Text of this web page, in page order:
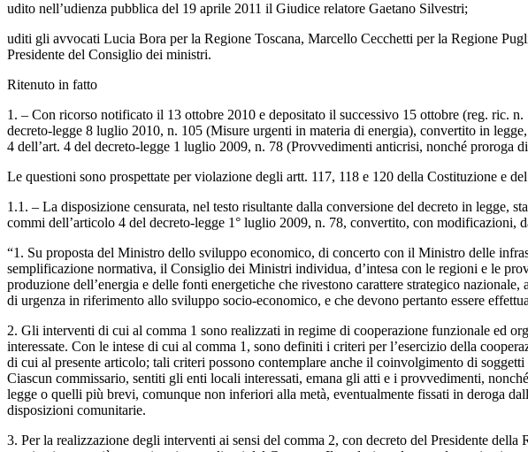
udito nell’udienza pubblica del 19 aprile 2011 il Giudice relatore Gaetano Silvestri;
uditi gli avvocati Lucia Bora per la Regione Toscana, Marcello Cecchetti per la Regione
Presidente del Consiglio dei ministri.
Ritenuto in fatto
1. – Con ricorso notificato il 13 ottobre 2010 e depositato il successivo 15 ottobre (reg. ric.
decreto-legge 8 luglio 2010, n. 105 (Misure urgenti in materia di energia), convertito in
4 dell’art. 4 del decreto-legge 1 luglio 2009, n. 78 (Provvedimenti anticrisi, nonché
Le questioni sono prospettate per violazione degli artt. 117, 118 e 120 della Costituzione e
1.1. – La disposizione censurata, nel testo risultante dalla conversione del decreto in legge,
commi dell’articolo 4 del decreto-legge 1° luglio 2009, n. 78, convertito, con modificazioni,
“1. Su proposta del Ministro dello sviluppo economico, di concerto con il Ministro delle
semplificazione normativa, il Consiglio dei Ministri individua, d’intesa con le regioni e le
produzione dell’energia e delle fonti energetiche che rivestono carattere strategico
di urgenza in riferimento allo sviluppo socio-economico, e che devono pertanto essere
2. Gli interventi di cui al comma 1 sono realizzati in regime di cooperazione funzionale ed
interessate. Con le intese di cui al comma 1, sono definiti i criteri per l’esercizio della
di cui al presente articolo; tali criteri possono contemplare anche il coinvolgimento di
Ciascun commissario, sentiti gli enti locali interessati, emana gli atti e i provvedimenti,
legge o quelli più brevi, comunque non inferiori alla metà, eventualmente fissati in deroga
disposizioni comunitarie.
3. Per la realizzazione degli interventi ai sensi del comma 2, con decreto del Presidente